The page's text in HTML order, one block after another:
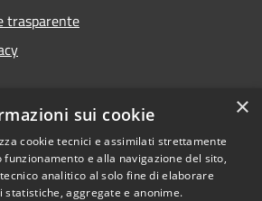
trasparente
×
sui cookie
cookie tecnici e assimilati strettamente
e alla navigazione del sito,
analitico al solo fine di elaborare
statistiche, aggregate e anonime.